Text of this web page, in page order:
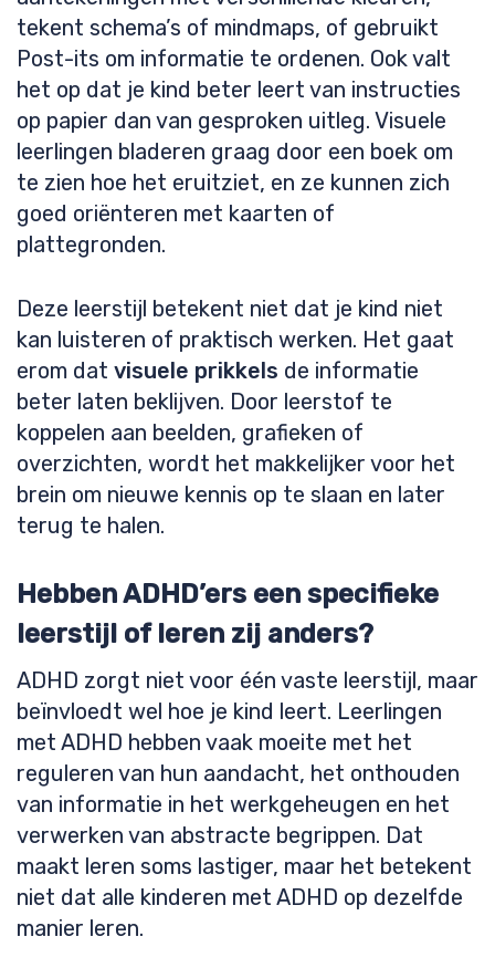
tekent schema’s of mindmaps, of gebruikt
Post-its om informatie te ordenen. Ook valt
het op dat je kind beter leert van instructies
op papier dan van gesproken uitleg. Visuele
leerlingen bladeren graag door een boek om
te zien hoe het eruitziet, en ze kunnen zich
goed oriënteren met kaarten of
plattegronden.
Deze leerstijl betekent niet dat je kind niet
kan luisteren of praktisch werken. Het gaat
erom dat visuele prikkels de informatie
beter laten beklijven. Door leerstof te
koppelen aan beelden, grafieken of
overzichten, wordt het makkelijker voor het
brein om nieuwe kennis op te slaan en later
terug te halen.
Hebben ADHD’ers een specifieke
leerstijl of leren zij anders?
ADHD zorgt niet voor één vaste leerstijl, maar
beïnvloedt wel hoe je kind leert. Leerlingen
met ADHD hebben vaak moeite met het
reguleren van hun aandacht, het onthouden
van informatie in het werkgeheugen en het
verwerken van abstracte begrippen. Dat
maakt leren soms lastiger, maar het betekent
niet dat alle kinderen met ADHD op dezelfde
manier leren.